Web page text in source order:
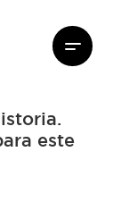
este